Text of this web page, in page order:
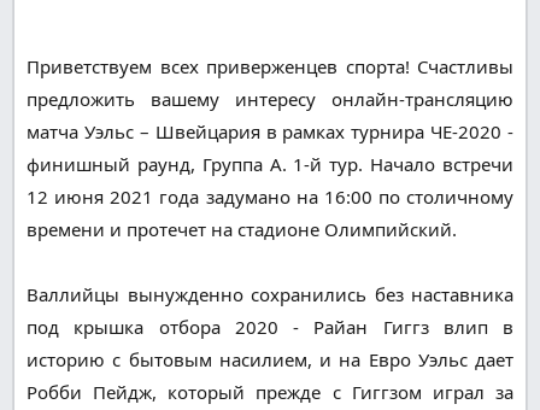
Приветствуем всех приверженцев спорта! Счастливы
предложить вашему интересу онлайн-трансляцию
матча Уэльс – Швейцария в рамках турнира ЧЕ-2020 -
финишный раунд, Группа A. 1-й тур. Начало встречи
12 июня 2021 года задумано на 16:00 по столичному
времени и протечет на стадионе Олимпийский.
Валлийцы вынужденно сохранились без наставника
под крышка отбора 2020 - Райан Гиггз влип в
историю с бытовым насилием, и на Евро Уэльс дает
Робби Пейдж, который прежде с Гиггзом играл за